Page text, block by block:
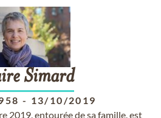
Simard
- 13/10/2019
2019, entourée de sa famille, est